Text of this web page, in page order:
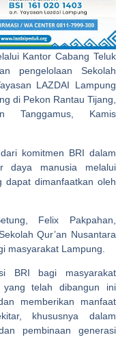
Kantor Cabang Teluk
pengelolaan Sekolah
LAZDAI Lampung
di Pekon Rantau Tijang,
Tanggamus, Kamis
komitmen BRI dalam
daya manusia melalui
dapat dimanfaatkan oleh
Felix Pakpahan,
Qur’an Nusantara
masyarakat Lampung.
BRI bagi masyarakat
yang telah dibangun ini
memberikan manfaat
khususnya dalam
pembinaan generasi